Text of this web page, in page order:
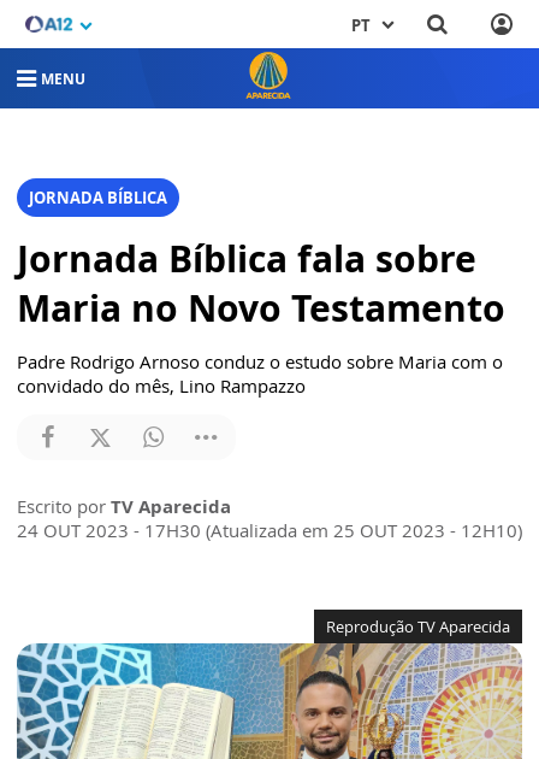
PT
MENU
JORNADA BÍBLICA
Jornada Bíblica fala sobre
Maria no Novo Testamento
Padre Rodrigo Arnoso conduz o estudo sobre Maria com o
convidado do mês, Lino Rampazzo
Escrito por TV Aparecida
24 OUT 2023 - 17H30 (Atualizada em 25 OUT 2023 - 12H10)
Reprodução TV Aparecida